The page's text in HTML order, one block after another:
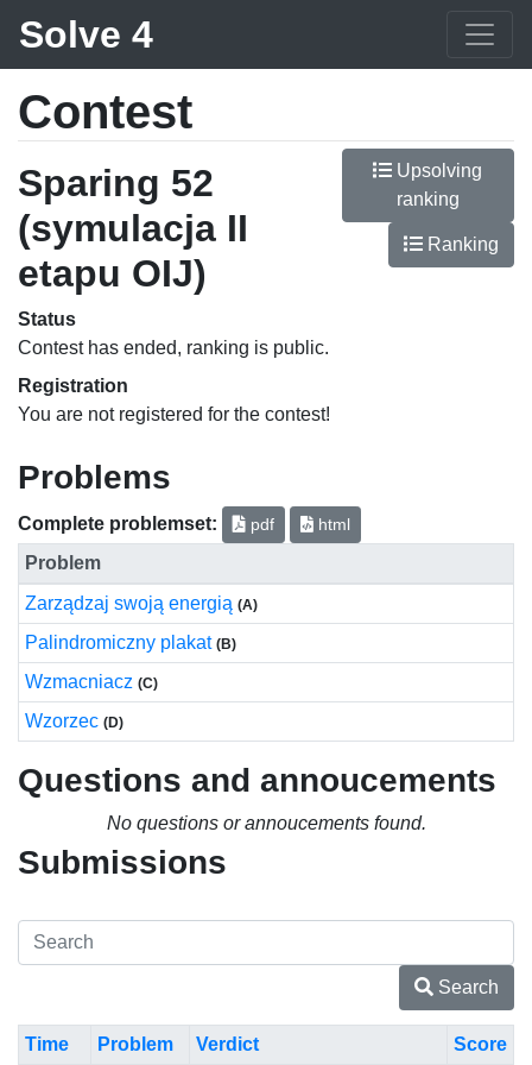
Solve 4
Contest
Sparing 52
(symulacja II
etapu OIJ)
Upsolving
ranking
Ranking
Status
Contest has ended, ranking is public.
Registration
You are not registered for the contest!
Problems
Complete problemset: pdf html
Problem
Zarządzaj swoją energią (A)
Palindromiczny plakat (B)
Wzmacniacz (C)
Wzorzec (D)
Questions and annoucements
No questions or annoucements found.
Submissions
Search
Time Problem Verdict Score